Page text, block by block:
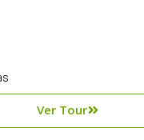
Ver Tour